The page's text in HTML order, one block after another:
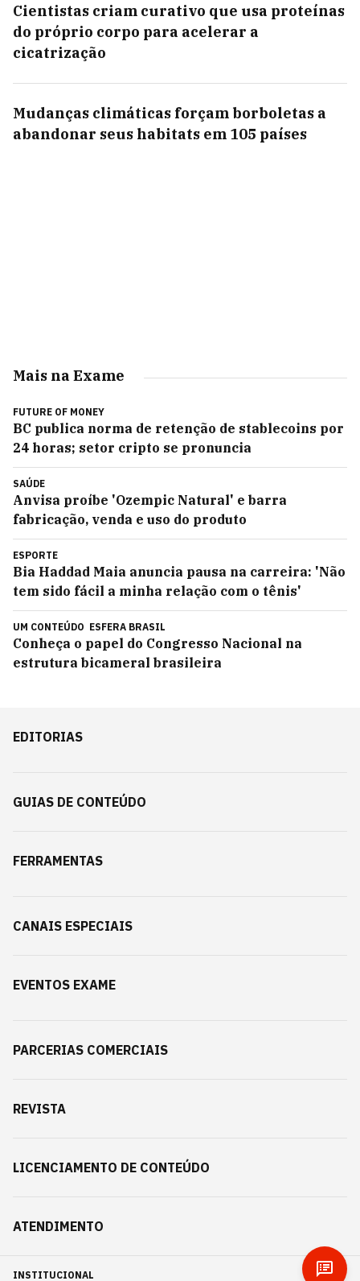
Cientistas criam curativo que usa proteínas
do próprio corpo para acelerar a
cicatrização
Mudanças climáticas forçam borboletas a
abandonar seus habitats em 105 países
Mais na Exame
FUTURE OF MONEY
BC publica norma de retenção de stablecoins por
24 horas; setor cripto se pronuncia
SAÚDE
Anvisa proíbe 'Ozempic Natural' e barra
fabricação, venda e uso do produto
ESPORTE
Bia Haddad Maia anuncia pausa na carreira: 'Não
tem sido fácil a minha relação com o tênis'
UM CONTEÚDO ESFERA BRASIL
Conheça o papel do Congresso Nacional na
estrutura bicameral brasileira
EDITORIAS
GUIAS DE CONTEÚDO
FERRAMENTAS
CANAIS ESPECIAIS
EVENTOS EXAME
PARCERIAS COMERCIAIS
REVISTA
LICENCIAMENTO DE CONTEÚDO
ATENDIMENTO
INSTITUCIONAL